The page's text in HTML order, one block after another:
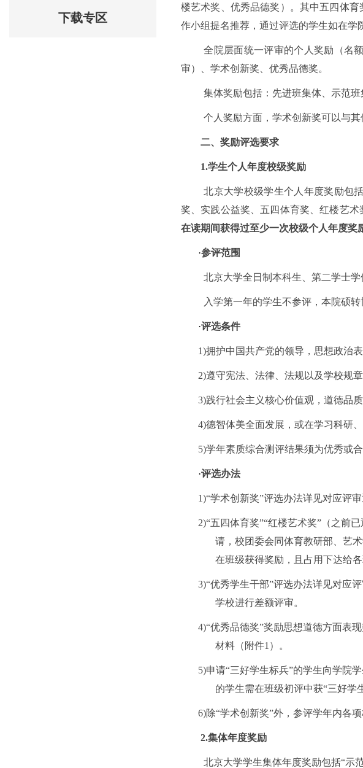
下载专区
楼艺术奖、优秀品德奖）。其中五四体
作小组提名推荐，通过评选的学生如在学
全院层面统一评审的个人奖励（名
审）、学术创新奖、优秀品德奖。
集体奖励包括：先进班集体、示范
个人奖励方面，学术创新奖可以与
二、奖励评选要求
1.学生个人年度校级奖励
北京大学校级学生个人年度奖励包
奖、实践公益奖、五四体育奖、红楼艺
在读期间获得过至少一次校级个人年度奖
·参评范围
北京大学全日制本科生、第二学士
入学第一年的学生不参评，本院硕
·评选条件
1)拥护中国共产党的领导，思想政治表
2)遵守宪法、法律、法规以及学校规章
3)践行社会主义核心价值观，道德品质
4)德智体美全面发展，或在学习科研
5)学年素质综合测评结果须为优秀或合
·评选办法
1)“学术创新奖”评选办法详见对应评
2)“五四体育奖”“红楼艺术奖”（之前
请，校团委会同体育教研部、艺
在班级获得奖励，且占用下达给各
3)“优秀学生干部”评选办法详见对应
学校进行差额评审。
4)“优秀品德奖”奖励思想道德方面表
材料（附件1）。
5)申请“三好学生标兵”的学生向学院
的学生需在班级初评中获“三好学
6)除“学术创新奖”外，参评学年内各
2.集体年度奖励
北京大学学生集体年度奖励包括“示